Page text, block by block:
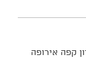
רכז/ ת מועדון קפה אירופה